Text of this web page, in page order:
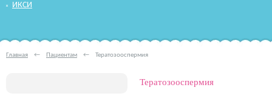
ИКСИ
Главная ← Пациентам ← Тератозооспермия
Тератозооспермия